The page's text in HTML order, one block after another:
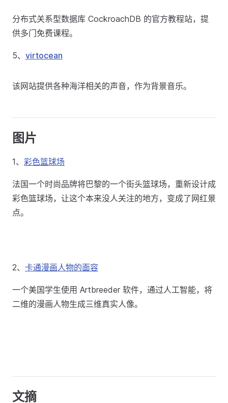
分布式关系型数据库 CockroachDB 的官方教程站，提
供多门免费课程。
5、 virtocean
该网站提供各种海洋相关的声音，作为背景音乐。
图片
1、 彩色篮球场
法国一个时尚品牌将巴黎的一个街头篮球场，重新设计成
彩色篮球场，让这个本来没人关注的地方，变成了网红景
点。
2、 卡通漫画人物的面容
一个美国学生使用 Artbreeder 软件，通过人工智能，将
二维的漫画人物生成三维真实人像。
文摘